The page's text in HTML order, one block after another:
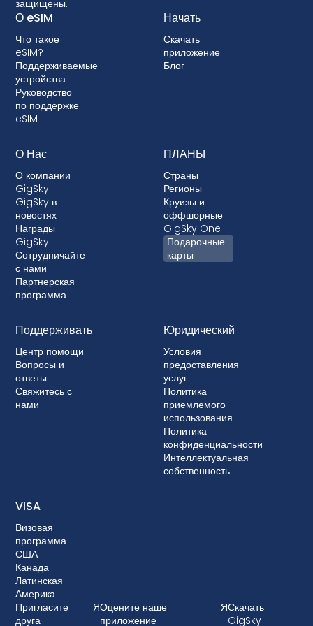
выбирать тарифный план с eSIM. Некоторые
операторы связи также могут заблокировать
ваше устройство, не позволяя использовать
eSIM. Хотя блокировка не разрешена в
большинстве стран, в тех случаях, когда это
происходит, она почти всегда связана с
постоплатными тарифными планами, где ваше
устройство финансируется.
защищены.
О eSIM
Что такое
eSIM?
Поддерживаемые
устройства
Руководство
по поддержке
eSIM
Начать
Скачать
приложение
Блог
О Нас
О компании
GigSky
GigSky в
новостях
Награды
GigSky
Сотрудничайте
с нами
Партнерская
программа
ПЛАНЫ
Страны
Регионы
Круизы и
оффшорные
GigSky One
Подарочные
карты
Поддерживать
Центр помощи
Вопросы и
ответы
Свяжитесь с
нами
Юридический
Условия
предоставления
услуг
Политика
приемлемого
использования
Политика
конфиденциальности
Интеллектуальная
собственность
VISA
Визовая
программа
США
Канада
Латинская
Америка
Пригласите
друга
ЯОцените наше
приложение
ЯСкачать
GigSky